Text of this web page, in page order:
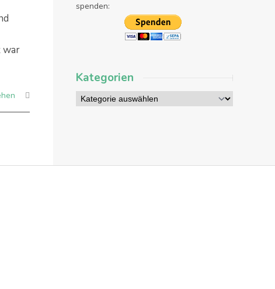
war
spenden:
Kategorien